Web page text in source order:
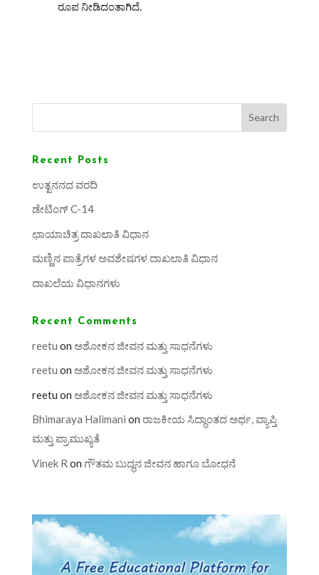
ರೂಪ ನೀಡಿದಂತಾಗಿದೆ.
Search
Recent Posts
ಉತ್ಖನನದ ವರದಿ
ಡೇಟಿಂಗ್ C-14
ಛಾಯಾಚಿತ್ರ ದಾಖಲಾತಿ ವಿಧಾನ
ಮಣ್ಣಿನ ಪಾತ್ರೆಗಳ ಅವಶೇಷಗಳ ದಾಖಲಾತಿ ವಿಧಾನ
ದಾಖಲೆಯ ವಿಧಾನಗಳು
Recent Comments
reetu on ಅಶೋಕನ ಜೀವನ ಮತ್ತು ಸಾಧನೆಗಳು
reetu on ಅಶೋಕನ ಜೀವನ ಮತ್ತು ಸಾಧನೆಗಳು
reetu on ಅಶೋಕನ ಜೀವನ ಮತ್ತು ಸಾಧನೆಗಳು
Bhimaraya Halimani on ರಾಜಕೀಯ ಸಿದ್ಧಾಂತದ ಅರ್ಥ, ವ್ಯಾಪ್ತಿ
ಮತ್ತು ಪ್ರಾಮುಖ್ಯತೆ
Vinek R on ಗೌತಮ ಬುದ್ಧನ ಜೀವನ ಹಾಗೂ ಬೋಧನೆ